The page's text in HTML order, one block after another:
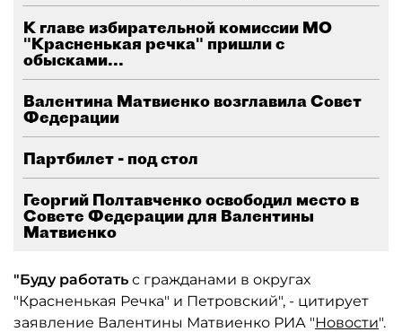
К главе избирательной комиссии МО
"Красненькая речка" пришли с
обысками...
Валентина Матвиенко возглавила Совет
Федерации
Партбилет - под стол
Георгий Полтавченко освободил место в
Совете Федерации для Валентины
Матвиенко
"Буду работать с гражданами в округах
"Красненькая Речка" и Петровский", - цитирует
заявление Валентины Матвиенко РИА "Новости".